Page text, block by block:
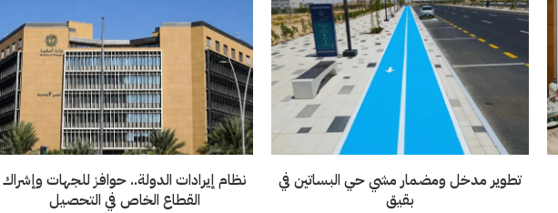
نظام إيرادات الدولة.. حوافز للجهات وإشراك
القطاع الخاص في التحصيل
تطوير مدخل ومضمار مشي حي البساتين في
بقيق